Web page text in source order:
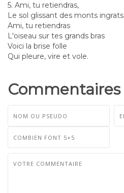
5. Ami, tu retiendras,
Le sol glissant des monts ingrats
Ami, tu retiendras
L'oiseau sur tes grands bras
Voici la brise folle
Qui pleure, vire et vole.
Commentaires